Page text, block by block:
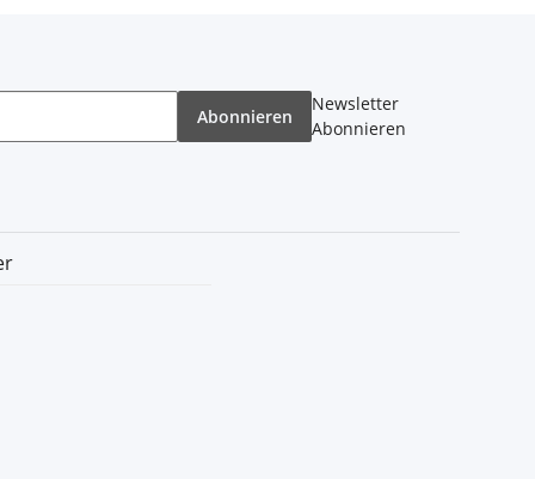
Abonnieren
Newsletter
Abonnieren